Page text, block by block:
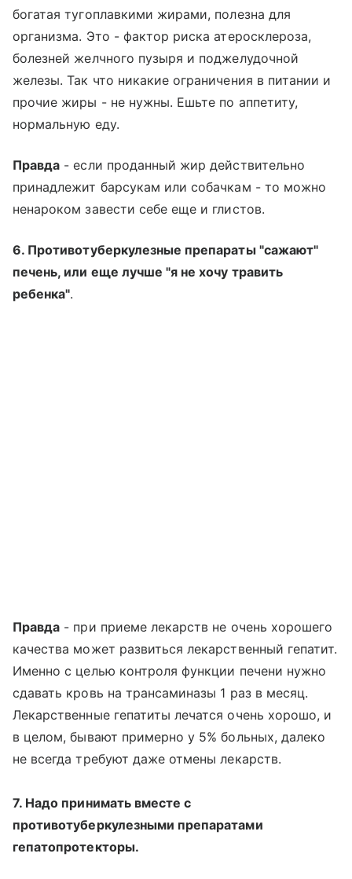
богатая тугоплавкими жирами, полезна для
организма. Это - фактор риска атеросклероза,
болезней желчного пузыря и поджелудочной
железы. Так что никакие ограничения в питании и
прочие жиры - не нужны. Ешьте по аппетиту,
нормальную еду.
Правда - если проданный жир действительно
принадлежит барcукам или собачкам - то можно
ненароком завести себе еще и глистов.
6. Противотуберкулезные препараты "сажают"
печень, или еще лучше "я не хочу травить
ребенка".
Правда - при приеме лекарств не очень хорошего
качества может развиться лекарственный гепатит.
Именно с целью контроля функции печени нужно
сдавать кровь на трансаминазы 1 раз в месяц.
Лекарственные гепатиты лечатся очень хорошо, и
в целом, бывают примерно у 5% больных, далеко
не всегда требуют даже отмены лекарств.
7. Надо принимать вместе с
противотуберкулезными препаратами
гепатопротекторы.